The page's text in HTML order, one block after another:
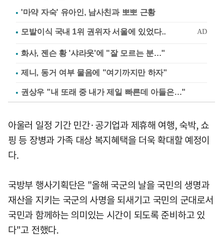
'마약 자숙' 유아인, 남사친과 뽀뽀 근황
화사, 젠슨 황 '샤라웃'에 "잘 모르는 분…"
제니, 동거 여부 물음에 "여기까지만 하자"
권상우 "내 또래 중 내가 제일 빠른데 아들은…"
아울러 일정 기간 민간·공기업과 제휴해 여행, 숙박, 쇼
핑 등 장병과 가족 대상 복지혜택을 더욱 확대할 예정이
다.
국방부 행사기획단은 "올해 국군의 날을 국민의 생명과
재산을 지키는 국군의 사명을 되새기고 국민의 군대로서
국민과 함께하는 의미있는 시간이 되도록 준비하고 있
다"고 전했다.